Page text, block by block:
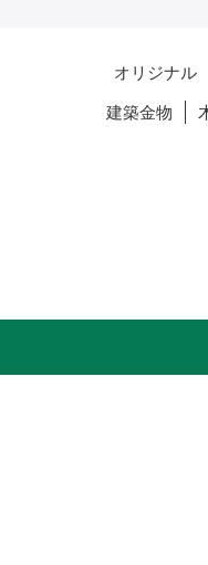
オリジナル
建築金物